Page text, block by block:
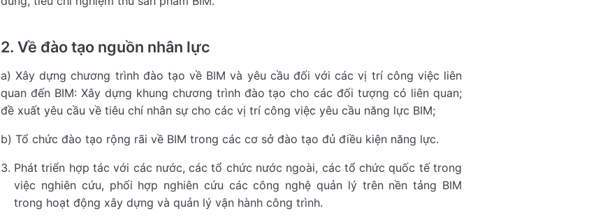
2. Về đào tạo nguồn nhân lực
a) Xây dựng chương trình đào tạo về BIM và yêu cầu đối với các vị trí công việc liên
quan đến BIM: Xây dựng khung chương trình đào tạo cho các đối tượng có liên quan;
đề xuất yêu cầu về tiêu chí nhân sự cho các vị trí công việc yêu cầu năng lực BIM;
b) Tổ chức đào tạo rộng rãi về BIM trong các cơ sở đào tạo đủ điều kiện năng lực.
Phát triển hợp tác với các nước, các tổ chức nước ngoài, các tổ chức quốc tế trong
việc nghiên cứu, phối hợp nghiên cứu các công nghệ quản lý trên nền tảng BIM
trong hoạt động xây dựng và quản lý vận hành công trình.